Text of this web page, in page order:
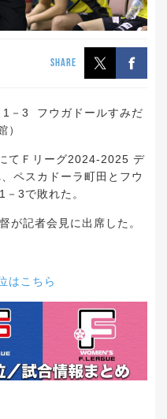
SHARE
1－3 フウガドールすみだ
）
てＦリーグ2024-2025 デ
ペスカドーラ町田とフウ
3で敗れた。
が記者会見に出席した。
はこちら